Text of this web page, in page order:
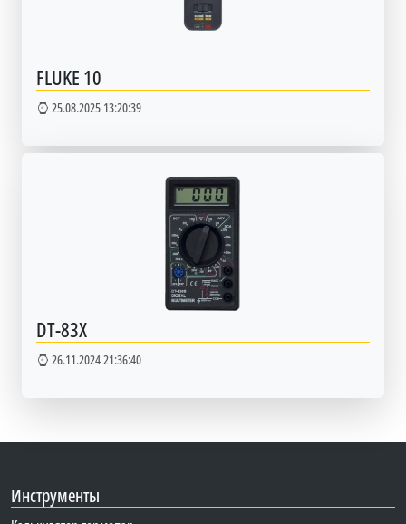
FLUKE 10
25.08.2025 13:20:39
DT-83X
26.11.2024 21:36:40
Инструменты